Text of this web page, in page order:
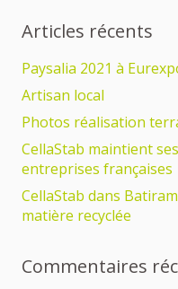
Articles récents
Paysalia 2021 à
Artisan local
Photos réalisation
CellaStab maintient
entreprises françaises
CellaStab dans
matière recyclée
Commentaires